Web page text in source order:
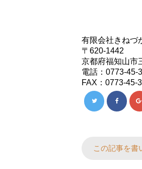
有限会社きねづ
〒620-1442
京都府福知山市
電話：0773-45-
FAX：0773-45-
この記事を書